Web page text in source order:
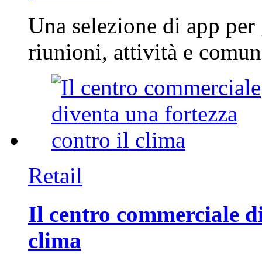
Una selezione di app
riunioni, attività e
Retail
Il centro commerciale
clima